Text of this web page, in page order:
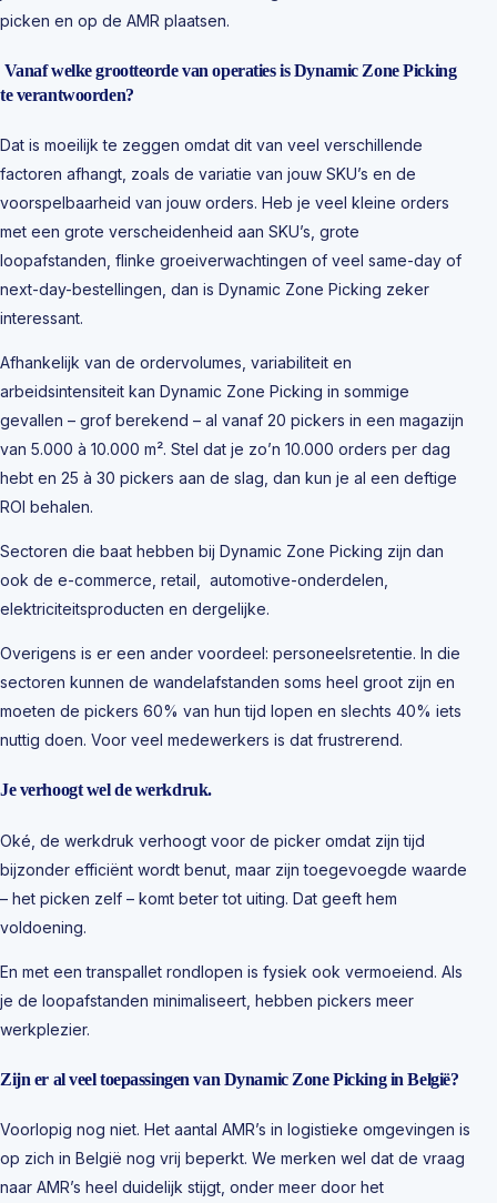
picken en op de AMR plaatsen.
Vanaf welke grootteorde van operaties is Dynamic Zone Picking
te verantwoorden?
Dat is moeilijk te zeggen omdat dit van veel verschillende
factoren afhangt, zoals de variatie van jouw SKU’s en de
voorspelbaarheid van jouw orders. Heb je veel kleine orders
met een grote verscheidenheid aan SKU’s, grote
loopafstanden, flinke groeiverwachtingen of veel same-day of
next-day-bestellingen, dan is Dynamic Zone Picking zeker
interessant.
Afhankelijk van de ordervolumes, variabiliteit en
arbeidsintensiteit kan Dynamic Zone Picking in sommige
gevallen – grof berekend – al vanaf 20 pickers in een magazijn
van 5.000 à 10.000 m². Stel dat je zo’n 10.000 orders per dag
hebt en 25 à 30 pickers aan de slag, dan kun je al een deftige
ROI behalen.
Sectoren die baat hebben bij Dynamic Zone Picking zijn dan
ook de e-commerce, retail, automotive-onderdelen,
elektriciteitsproducten en dergelijke.
Overigens is er een ander voordeel: personeelsretentie. In die
sectoren kunnen de wandelafstanden soms heel groot zijn en
moeten de pickers 60% van hun tijd lopen en slechts 40% iets
nuttig doen. Voor veel medewerkers is dat frustrerend.
Je verhoogt wel de werkdruk.
Oké, de werkdruk verhoogt voor de picker omdat zijn tijd
bijzonder efficiënt wordt benut, maar zijn toegevoegde waarde
– het picken zelf – komt beter tot uiting. Dat geeft hem
voldoening.
En met een transpallet rondlopen is fysiek ook vermoeiend. Als
je de loopafstanden minimaliseert, hebben pickers meer
werkplezier.
Zijn er al veel toepassingen van Dynamic Zone Picking in België?
Voorlopig nog niet. Het aantal AMR’s in logistieke omgevingen is
op zich in België nog vrij beperkt. We merken wel dat de vraag
naar AMR’s heel duidelijk stijgt, onder meer door het